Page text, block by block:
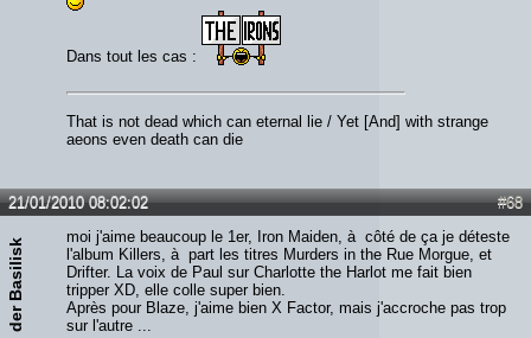
Dans tout les cas :
That is not dead which can eternal lie / Yet [And] with strange
aeons even death can die
#68
21/01/2010 08:02:02
der Basilisk
moi j'aime beaucoup le 1er, Iron Maiden, à côté de ça je déteste
l'album Killers, à part les titres Murders in the Rue Morgue, et
Drifter. La voix de Paul sur Charlotte the Harlot me fait bien
tripper XD, elle colle super bien.
Après pour Blaze, j'aime bien X Factor, mais j'accroche pas trop
sur l'autre ...